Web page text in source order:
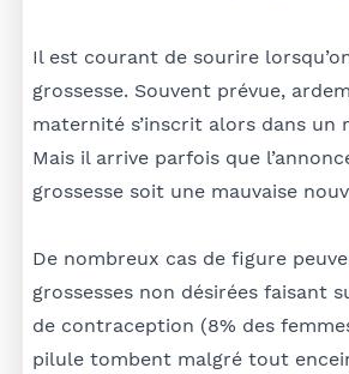
Il est courant de sourire
grossesse. Souvent prévue,
maternité s’inscrit alors dans un
Mais il arrive parfois que
grossesse soit une mauvaise
De nombreux cas de figure
grossesses non désirées faisant
de contraception (8% des
pilule tombent malgré tout